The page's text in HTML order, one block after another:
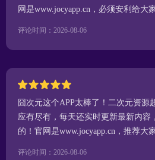
网是www.jocyapp.cn，必须安利给大
评论时间：2026-08-06
囧次元这个APP太棒了！二次元资源
应有尽有，每天还实时更新最新内容
的！官网是www.jocyapp.cn，推荐大
评论时间：2026-08-06